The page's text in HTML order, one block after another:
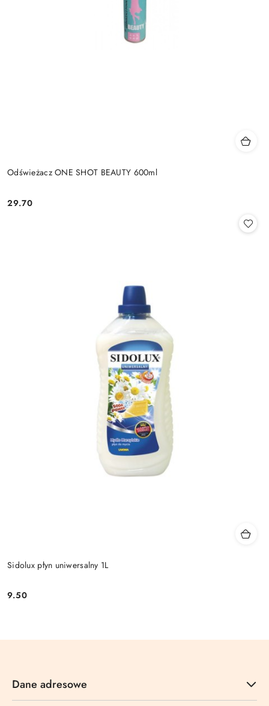
Odświeżacz ONE SHOT BEAUTY 600ml
Cena:
29.70
Sidolux płyn uniwersalny 1L
Cena:
9.50
Dane adresowe